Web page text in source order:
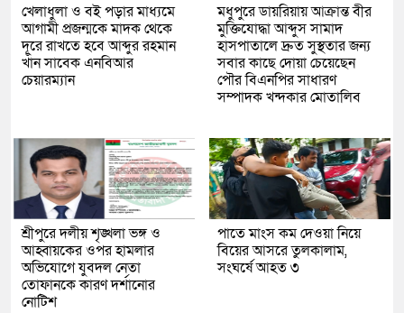
খেলাধুলা ও বই পড়ার মাধ্যমে
আগামী প্রজন্মকে মাদক থেকে
দূরে রাখতে হবে আব্দুর রহমান
খাঁন সাবেক এনবিআর
চেয়ারম্যান
মধুপুরে ডায়রিয়ায় আক্রান্ত বীর
মুক্তিযোদ্ধা আব্দুস সামাদ
হাসপাতালে দ্রুত সুস্থতার জন্য
সবার কাছে দোয়া চেয়েছেন
পৌর বিএনপির সাধারণ
সম্পাদক খন্দকার মোতালিব
শ্রীপুরে দলীয় শৃঙ্খলা ভঙ্গ ও
আহ্বায়কের ওপর হামলার
অভিযোগে যুবদল নেতা
তোফানকে কারণ দর্শানোর
নোটিশ
পাতে মাংস কম দেওয়া নিয়ে
বিয়ের আসরে তুলকালাম,
সংঘর্ষে আহত ৩